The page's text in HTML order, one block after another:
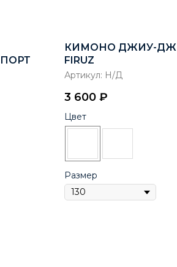
КИМОНО ДЖИУ-
FIRUZ
Артикул: Н/Д
3 600 ₽
Цвет
Размер